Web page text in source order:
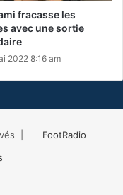
fracasse les
avec une sortie
2022 8:16 am
|
FootRadio